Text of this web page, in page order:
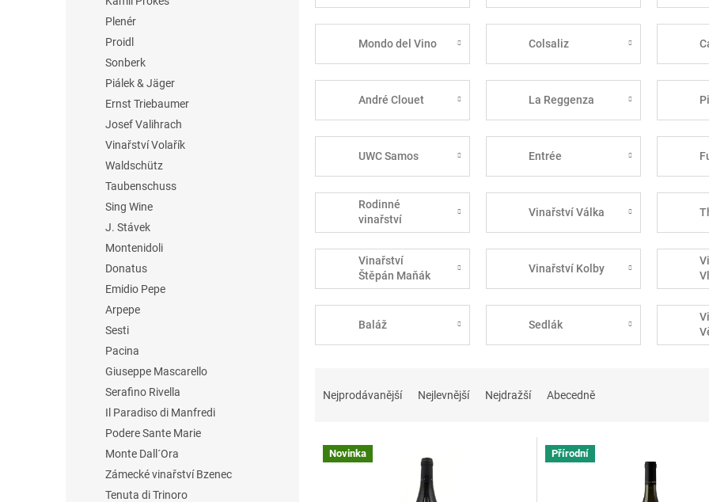
Plenér
Proidl
Sonberk
Piálek & Jäger
Ernst Triebaumer
Josef Valihrach
Vinařství Volařík
Waldschütz
Taubenschuss
Sing Wine
J. Stávek
Montenidoli
Donatus
Emidio Pepe
Arpepe
Sesti
Pacina
Giuseppe Mascarello
Serafino Rivella
Il Paradiso di Manfredi
Podere Sante Marie
Monte Dall´Ora
Zámecké vinařství Bzenec
Tenuta di Trinoro
Bzenec
Mondo del Vino Colsaliz
André Clouet La Reggenza
UWC Samos Entrée
Rodinné
vinařství
Špalek
Vinařství Válka
Vinařství
Štěpán Maňák
Vinařství Kolby
Baláž Sedlák
Nejprodávanější Nejlevnější Nejdražší Abecedně
V Novinka Přírodní